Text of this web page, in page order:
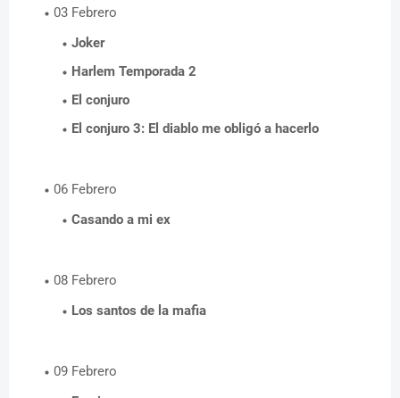
03 Febrero
Joker
Harlem Temporada 2
El conjuro
El conjuro 3: El diablo me obligó a hacerlo
06 Febrero
Casando a mi ex
08 Febrero
Los santos de la mafia
09 Febrero